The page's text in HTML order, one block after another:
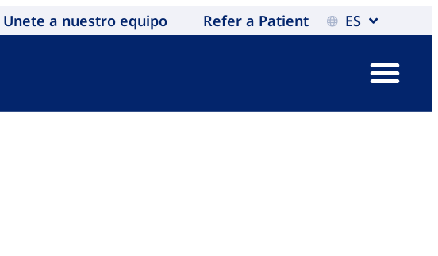
Unete a nuestro equipo Refer a Patient ES